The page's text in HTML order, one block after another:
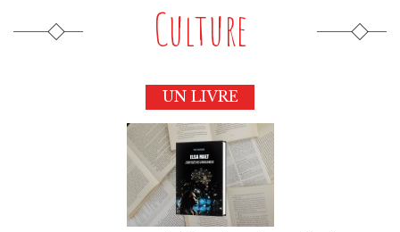
Culture
UN LIVRE